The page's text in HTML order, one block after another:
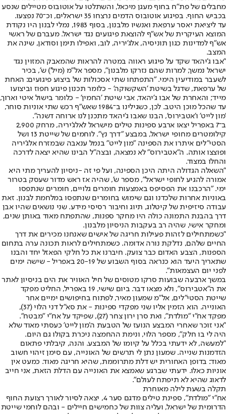
מחבלים של פת"ח בחוף מעגן מיכאל, והשתלטו על אוטובוס מטיילים שנסע
בכביש החוף. בפיגוע אוטובוס הדמים נרצחו 35 ישראלים, וכ־70 נפצעו.
עד ליציאת יאסר ערפאת ואנשיו מלבנון, בסוף 1983, נמלי לבנון היו נקודת
המוצא העיקרית של אש"ף להוצאת פיגועים נגד ישראל. מעברם של ראשי
אש"ף למדינות כגון תוניסיה, אלג'יריה, לוב, ואפילו תימן וסודאן, שינה את
המצב.
"אבו ג'יהאד שקד על פיגוע ראווה במטרה להראות שהמאבק המזוין נגד
ישראל נמשך, למרות שהם נזרקו מלבנון", מספר אל"מ (מיל') ש', בכיר
לשעבר במודיעין הימי. "התפתחו שתי אסכולות של ביצוע פיגועים: האחת
של ערפאת, שדגל בשיטת 'השקשוקה' - כלומר תכנון פיגוע חפוז וביצועו
מייד; והאחרת של אבו ג'יהאד, אבי שיטת 'החמין' - כלומר בישול איטי וארוך,
עד שהכל מוכן היטב. לכן, כשגילינו ב־1984 שאש"ף רכש שתי אוניות סוחר,
'מון לייט' ו'אטבירוס', הבנו שאבו ג'יהאד מתכנן לנו ארוחה דשנה".
ב־7 באפריל יצאו ארבע ספינות טילים מישראל לאלג'יריה, מרחק 2,900
קילומטרים מחופי ישראל, במבצע "דרך נץ". לוחמים של שייטת 13 ושל
הסטי"לים איתרו את הספינה "מון לייט" בנמל ענאבה שבמזרח אלג'יריה
ופוצצו אותה. ה"אטבירוס" לא נמצאה, ובצה"ל הבינו שהיא יצאה לדרכה
והחלו במצוד.
"השאלה הגדולה היתה היכן הספינה, ועל פי זה -ניסיון להעריך מתי היא
אמורה להגיע לחופי ישראל", מספר ש', שהיה אז ראש מדור שעסק בטרור
ימי. "הרכבנו את הפסיפס באמצעות חומרים גלויים, חומרים שנתפסו
באוניות אחרות שלכדנו וגם שימוש בחומרים שנתפסו במלחמת לבנון. זאת
עבודה סיזיפית של קיטלוג, תיוג וחיבור רסיסי מידע. שני נושאים שהיו אבן
דרך בהבנת התמונה כולה היו מחקר ספנות, שהתפתח מאוד באותן שנים,
ומחקר אישי, שהיה רב בעקבות הניסיון מלבנון.
"כשמתחילים לזהות פעילות חריגה של אישים שאנחנו מכירים את דרך
החיים שלהם, נדלקת נורה אדומה. כשמתחילים לראות תכונה ערה בתחום
הספנות, הצבע האדום כבר צועק. חיברנו את כל חלקי הפאזל יחד והבנו
שתאריך היעד הוא כנראה בסוף השבוע של 20-19 באפריל - שישה ימים
לפני יום העצמאות".
במשך ארבעה שבועות סרקו מטוסים של חיל האוויר את הים בניסיון לאתר
את ה"אטבירוס", ולא מצאו דבר. ביום שישי, 19 באפריל, החליט מפקד
שייטת הסטי"לים, אל"מ שמעון מאיר, לפתוח בחיפושים ימיים אחר
האונייה. הוא הזמין אליו שני מפקדי ספינות - את סא"ל דני הלוי (37),
מפקד אח"י "מולדת", ואת סרן ירון צחר (27), שפיקד על אח"י "מבטח".
"אני זוכר שאחרי המבצע הנועז של הטבעת ה'מון לייט' כעסתי מאוד שלא
היה לי בו חלק", מספר הלוי, ונימת ההחמצה ניכרת בקולו גם היום.
"למעשה, לא ידעתי בכלל על קיומו של המבצע. והנה, קיבלתי פתאום
הזדמנות שנייה. שמעון נתן לי תרשים של האונייה, עם סימן זיהוי חשוב
מאוד: בדופן האחורית יש דלת מתרוממת, שהיא חריגה מאוד. כמעט אין
אוניות כאלו. ידעתי שברגע שאמצא את האונייה עם הדלת הזאת, אני חייב
לדאוג שהיא לא תיפתח לעולם".
תקלה בשעת לילה מאוחרת
אח"י "מולדת", ספינת טילים מדגם סער 4, יצאה לסיור לאורך רצועת החוף
הדרומית של ישראל, ועליה צוות של כחמישים חיילים - ובהם לוחמי שייטת